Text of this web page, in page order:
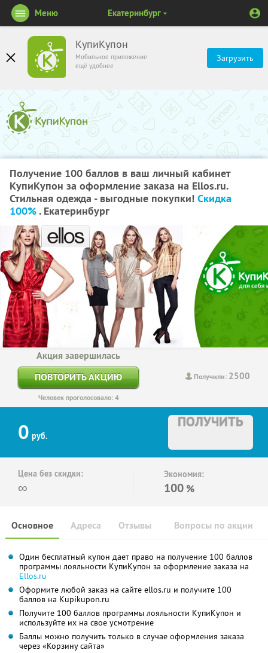
КупиКупон
Мобильное приложение
ещё удобнее
Загрузить
Меню Екатеринбург
Получение 100 баллов в ваш личный кабинет
КупиКупон за оформление заказа на Ellos.ru.
Стильная одежда - выгодные покупки! Скидка
100%. Екатеринбург
Получили: 2500
Акция завершилась
ПОВТОРИТЬ АКЦИЮ
Человек проголосовало: 4
0 руб.
ПОЛУЧИТЬ
Цена без скидки:
∞
Экономия:
100 %
Основное Отзывы Вопросы по акции
Адреса
Один бесплатный купон дает право на получение 100 баллов
программы лояльности КупиКупон за оформление заказа на
Ellos.ru
Оформите любой заказ на сайте ellos.ru и получите 100
баллов на Kupikupon.ru
Получите 100 баллов программы лояльности КупиКупон и
используйте их на свое усмотрение
Баллы можно получить только в случае оформления заказа
через «Корзину сайта»